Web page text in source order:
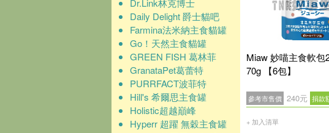
Dr.Link林克博士
Daily Delight 爵士貓吧
Farmina法米納主食貓罐
Go！天然主食貓罐
GREEN FISH 葛林菲
GranataPet葛蕾特
PURRFACT波菲特
Hill's 希爾思主食罐
Holistic超越巔峰
Hyperr 超躍 無穀主食罐
Miaw 妙喵主食軟包
70g 【6包】
參考市售價 240元 捐款
+ 加入清單